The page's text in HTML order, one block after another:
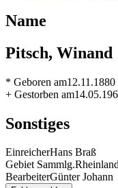
Name
Pitsch, Winand
* Geboren am12.11.1880
+ Gestorben am
Sonstiges
EinreicherHans Braß
Gebiet Sammlg.
BearbeiterGünter Johann